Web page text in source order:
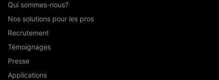
Qui sommes-nous?
Nos solutions pour les pros
Recrutement
Témoignages
Presse
Applications